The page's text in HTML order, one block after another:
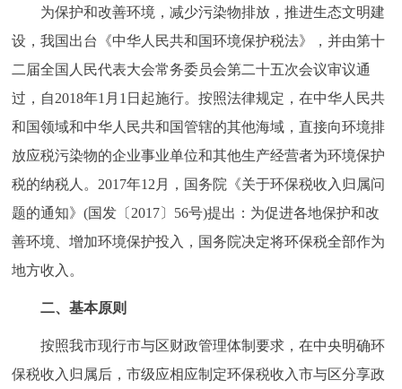
中介服务 阳光政务
政民互动
参与调查
北京概况 十六区概览 人文北京
为保护和改善环境，减少污染物排放，推进生态文明建
设，我国出台《中华人民共和国环境保护税法》，并由第十
二届全国人民代表大会常务委员会第二十五次会议审议通
过，自2018年1月1日起施行。按照法律规定，在中华人民共
和国领域和中华人民共和国管辖的其他海域，直接向环境排
放应税污染物的企业事业单位和其他生产经营者为环境保护
税的纳税人。2017年12月，国务院《关于环保税收入归属问
题的通知》(国发〔2017〕56号)提出：为促进各地保护和改
善环境、增加环境保护投入，国务院决定将环保税全部作为
地方收入。
二、基本原则
按照我市现行市与区财政管理体制要求，在中央明确环
保税收入归属后，市级应相应制定环保税收入市与区分享政